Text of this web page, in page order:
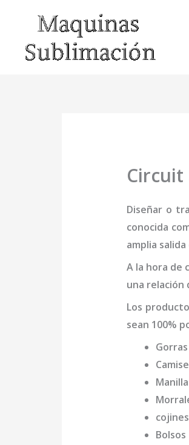
contenido
Circuit
Diseñar o
conocida
amplia
A la hora de
una relación
Los
sean 100%
Gorras
cojines
Bolsos